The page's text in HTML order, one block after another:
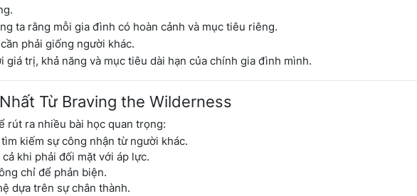
ta rằng mỗi gia đình có hoàn cảnh và mục tiêu riêng.
phải giống người khác.
trị, khả năng và mục tiêu dài hạn của chính gia đình mình.
Từ Braving the Wilderness
rút ra nhiều bài học quan trọng:
kiếm sự công nhận từ người khác.
khi phải đối mặt với áp lực.
chỉ để phản biện.
dựa trên sự chân thành.